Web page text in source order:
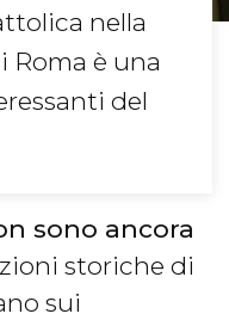
nella
Roma è una
del
sono ancora
storiche di
sui